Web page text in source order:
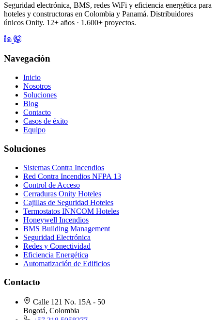
Seguridad electrónica, BMS, redes WiFi y eficiencia energética para
hoteles y constructoras en Colombia y Panamá. Distribuidores
únicos Onity. 12+ años · 1.600+ proyectos.
Navegación
Inicio
Nosotros
Soluciones
Blog
Contacto
Casos de éxito
Equipo
Soluciones
Sistemas Contra Incendios
Red Contra Incendios NFPA 13
Control de Acceso
Cerraduras Onity Hoteles
Cajillas de Seguridad Hoteles
Termostatos INNCOM Hoteles
Honeywell Incendios
BMS Building Management
Seguridad Electrónica
Redes y Conectividad
Eficiencia Energética
Automatización de Edificios
Contacto
Calle 121 No. 15A - 50
Bogotá, Colombia